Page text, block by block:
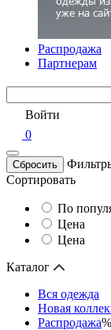
Распродажа
Партнерам
Войти
0
Сбросить
Сортировать
По
Цена
Цена
Каталог
Вся одежда
Новая
Распродажа